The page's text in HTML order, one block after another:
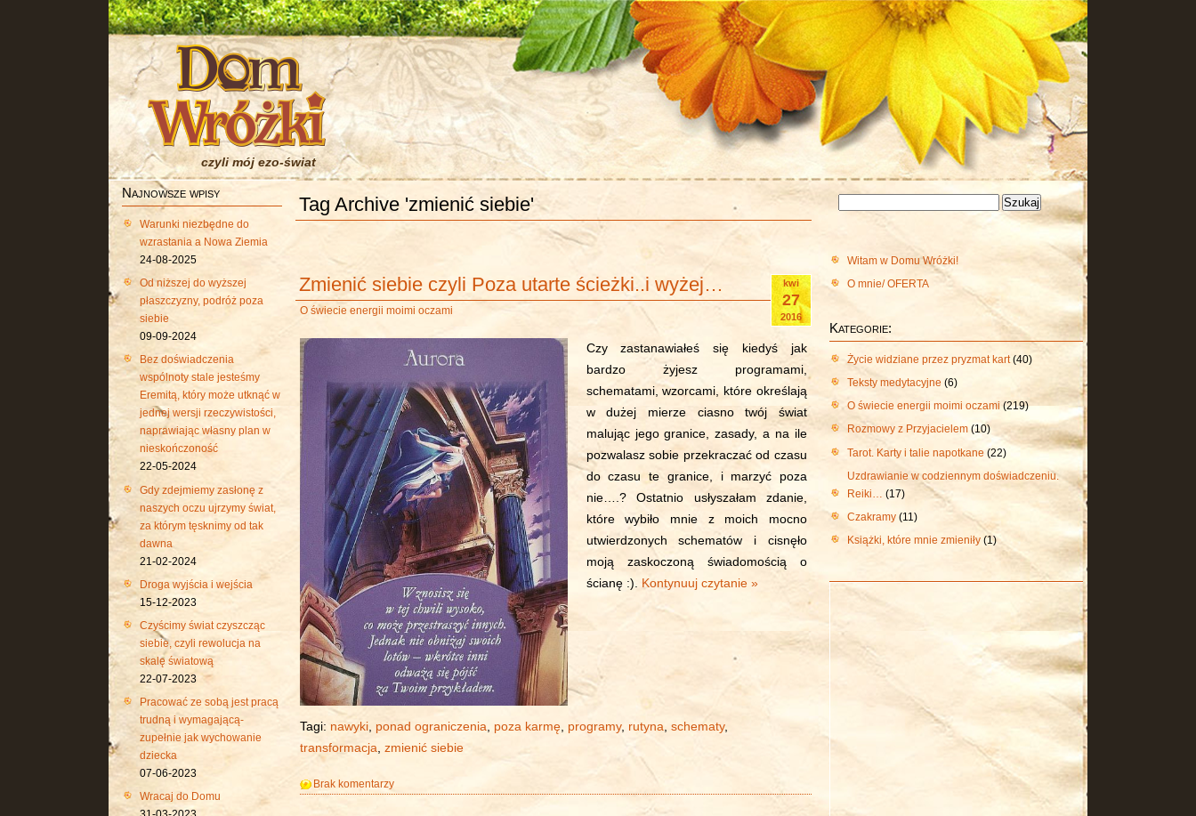
czyli mój ezo-świat
Najnowsze wpisy
Warunki niezbędne do
wzrastania a Nowa Ziemia
24-08-2025
Od niższej do wyższej
płaszczyzny, podróż poza
siebie
09-09-2024
Bez doświadczenia
wspólnoty stale jesteśmy
Eremitą, który może utknąć w
jednej wersji rzeczywistości,
naprawiając własny plan w
nieskończoność
22-05-2024
Gdy zdejmiemy zasłonę z
naszych oczu ujrzymy świat,
za którym tęsknimy od tak
dawna
21-02-2024
Droga wyjścia i wejścia
15-12-2023
Czyścimy świat czyszcząc
siebie, czyli rewolucja na
skalę światową
22-07-2023
Pracować ze sobą jest pracą
trudną i wymagającą-
zupełnie jak wychowanie
dziecka
07-06-2023
Wracaj do Domu
Tag Archive 'zmienić siebie'
kwi
27
2016
Zmienić siebie czyli Poza utarte ścieżki..i wyżej…
O świecie energii moimi oczami
Czy zastanawiałeś się kiedyś jak
bardzo żyjesz programami,
schematami, wzorcami, które określają
w dużej mierze ciasno twój świat
malując jego granice, zasady, a na ile
pozwalasz sobie przekraczać od czasu
do czasu te granice, i marzyć poza
nie….? Ostatnio usłyszałam zdanie,
które wybiło mnie z moich mocno
utwierdzonych schematów i cisnęło
moją zaskoczoną świadomością o
ścianę :). Kontynuuj czytanie »
Tagi: nawyki ponad ograniczenia poza karmę programy, rutyna schematy,
transformacja zmienić siebie
Brak komentarzy
Witam w Domu Wróżki!
O mnie/ OFERTA
Kategorie:
Życie widziane przez pryzmat kart(40)
Teksty medytacyjne (6)
O świecie energii moimi oczami (219)
Rozmowy z Przyjacielem (10)
Tarot. Karty i talie napotkane (22)
Uzdrawianie w codziennym doświadczeniu.
Reiki… (17)
Czakramy (11)
Książki, które mnie zmieniły (1)